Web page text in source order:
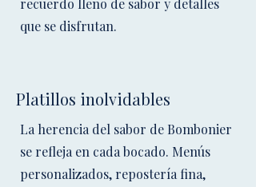
recuerdo lleno de sabor y detalles
que se disfrutan.
Platillos inolvidables
La herencia del sabor de Bombonier
se refleja en cada bocado. Menús
personalizados, repostería fina,